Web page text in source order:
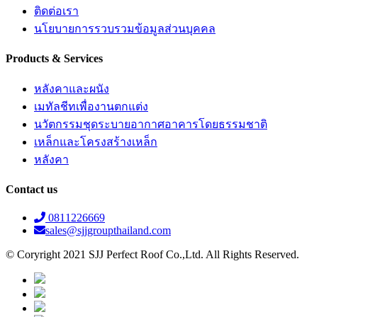
ติดต่อเรา
นโยบายการรวบรวมข้อมูลส่วนบุคคล
Products & Services
หลังคาและผนัง
เมทัลชีทเพื่องานตกแต่ง
นวัตกรรมชุดระบายอากาศอาคารโดยธรรมชาติ
เหล็กและโครงสร้างเหล็ก
หลังคา
Contact us
0811226669
sales@sjjgroupthailand.com
© Coryright 2021 SJJ Perfect Roof Co.,Ltd. All Rights Reserved.